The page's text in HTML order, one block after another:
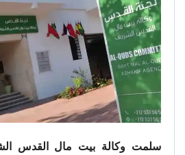
سلمت وكالة بيت مال القدس